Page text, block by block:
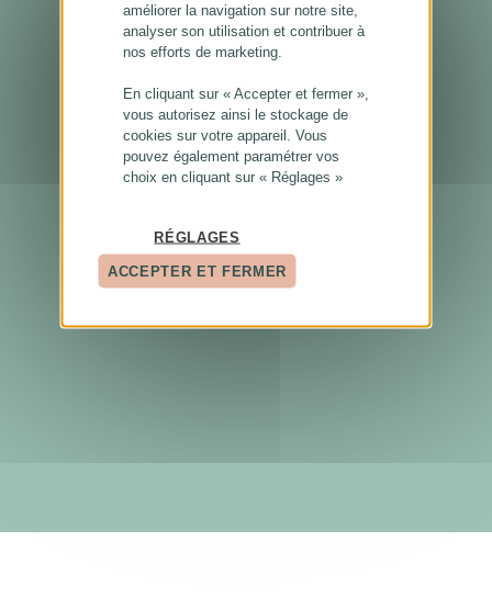
améliorer la navigation sur notre site,
analyser son utilisation et contribuer à
nos efforts de marketing.
En cliquant sur « Accepter et fermer »,
vous autorisez ainsi le stockage de
cookies sur votre appareil. Vous
pouvez également paramétrer vos
choix en cliquant sur « Réglages »
RÉGLAGES
ACCEPTER ET FERMER